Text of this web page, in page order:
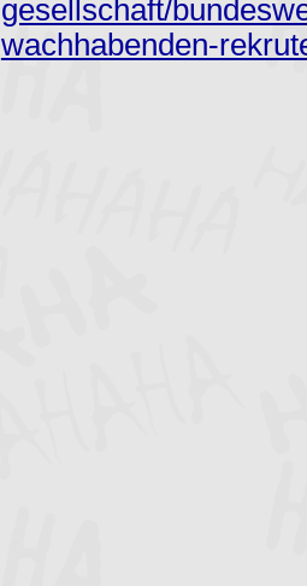
gesellschaft/
wachhabenden-